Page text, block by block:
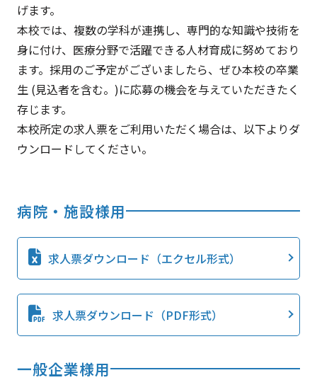
げます。
本校では、複数の学科が連携し、専門的な知識や技術を
身に付け、医療分野で活躍できる人材育成に努めており
ます。採用のご予定がございましたら、ぜひ本校の卒業
生 (見込者を含む。)に応募の機会を与えていただきたく
存じます。
本校所定の求人票をご利用いただく場合は、以下よりダ
ウンロードしてください。
病院・施設様用
求人票ダウンロード（エクセル形式）
求人票ダウンロード（PDF形式）
一般企業様用